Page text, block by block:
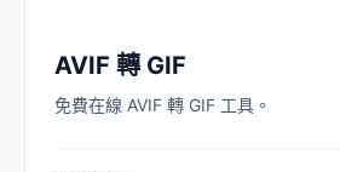
AVIF 轉 GIF
免費在線 AVIF 轉 GIF 工具。